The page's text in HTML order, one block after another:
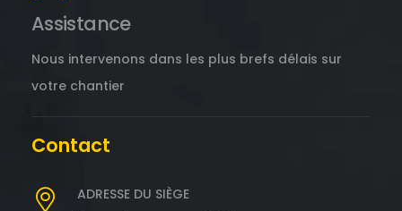
Assistance
Nous intervenons dans les plus brefs délais sur
votre chantier
Contact
ADRESSE DU SIÈGE